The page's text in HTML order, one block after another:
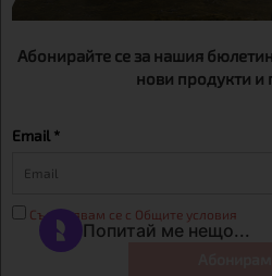
Абонирайте се за нашия
нови продукти
Email *
Съгласявам се с Общите условия